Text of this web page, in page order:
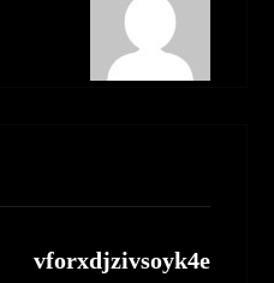
vforxdjzivsoyk4e